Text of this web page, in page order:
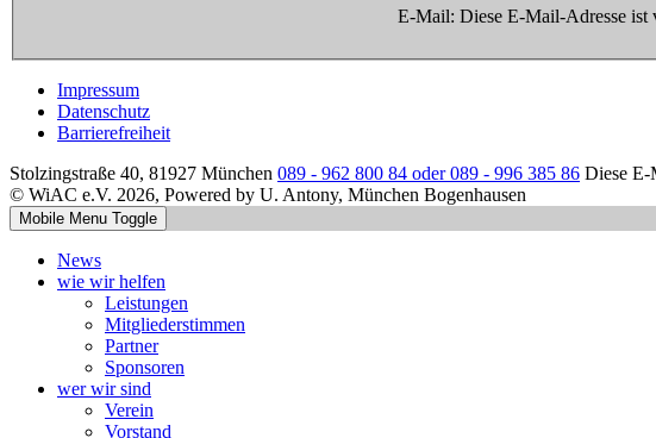
E-Mail: Diese E-Mail-Adresse ist
Impressum
Datenschutz
Barrierefreiheit
Stolzingstraße 40, 81927 München 089 - 962 800 84 oder 089 - 996 385 86 Diese E-
© WiAC e.V. 2026, Powered by U. Antony, München Bogenhausen
Mobile Menu Toggle
News
wie wir helfen
Leistungen
Mitgliederstimmen
Partner
Sponsoren
wer wir sind
Verein
Vorstand